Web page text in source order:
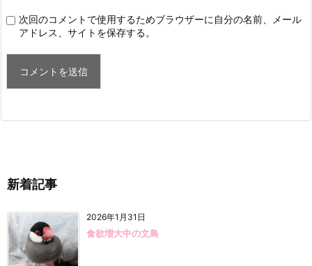
次回のコメントで使用するためブラウザーに自分の名前、メール
アドレス、サイトを保存する。
新着記事
2026年1月31日
食欲増大中の文鳥